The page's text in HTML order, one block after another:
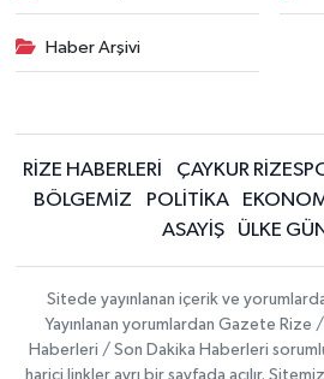
Haber Arşivi
RİZE HABERLERİ ÇAYKUR
BÖLGEMİZ
POLİTİKA
ASAYİŞ
ÜLKE
Sitede yayınlanan içerik ve
Yayınlanan yorumlardan Gazete
Haberleri / Son Dakika Haberleri
harici linkler ayrı bir sayfada açılır.